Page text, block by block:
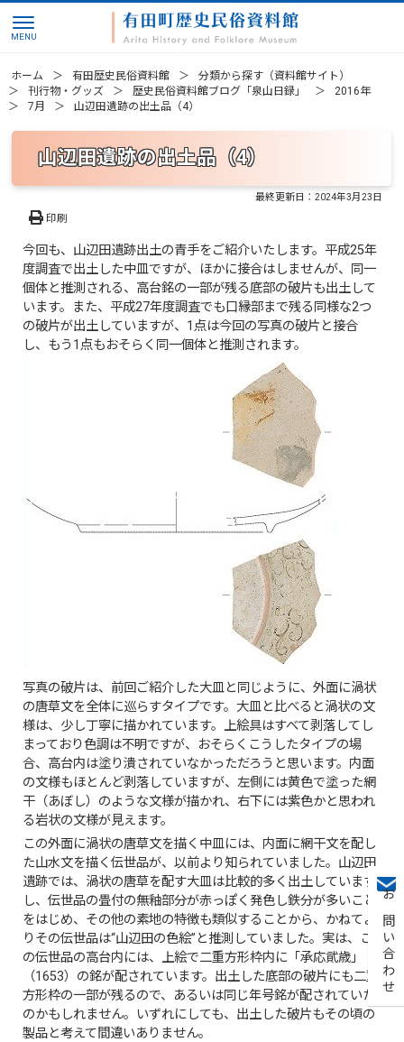
お問い合わせ
ホーム 有田歴史民俗資料館
分類から探す（資料館サイト）
刊行物・グッズ
歴史民俗資料館ブログ「泉山日録」
2016年
7月
山辺田遺跡の出土品（4）
山辺田遺跡の出土品（4）
最終更新日：2024年3月23日
印刷
今回も、山辺田遺跡出土の青手をご紹介いたします。平成25年
度調査で出土した中皿ですが、ほかに接合はしませんが、同一
個体と推測される、高台銘の一部が残る底部の破片も出土して
います。また、平成27年度調査でも口縁部まで残る同様な2つ
の破片が出土していますが、1点は今回の写真の破片と接合
し、もう1点もおそらく同一個体と推測されます。
写真の破片は、前回ご紹介した大皿と同じように、外面に渦状
の唐草文を全体に巡らすタイプです。大皿と比べると渦状の文
様は、少し丁寧に描かれています。上絵具はすべて剥落してし
まっており色調は不明ですが、おそらくこうしたタイプの場
合、高台内は塗り潰されていなかっただろうと思います。内面
の文様もほとんど剥落していますが、左側には黄色で塗った網
干（あぼし）のような文様が描かれ、右下には紫色かと思われ
る岩状の文様が見えます。
この外面に渦状の唐草文を描く中皿には、内面に網干文を配し
た山水文を描く伝世品が、以前より知られていました。山辺田
遺跡では、渦状の唐草を配す大皿は比較的多く出土しています
し、伝世品の畳付の無釉部分が赤っぽく発色し鉄分が多いこと
をはじめ、その他の素地の特徴も類似することから、かねてよ
りその伝世品は“山辺田の色絵”と推測していました。実は、こ
の伝世品の高台内には、上絵で二重方形枠内に「承応貮歳」
（1653）の銘が配されています。出土した底部の破片にも二重
方形枠の一部が残るので、あるいは同じ年号銘が配されていた
のかもしれません。いずれにしても、出土した破片もその頃の
製品と考えて間違いありません。